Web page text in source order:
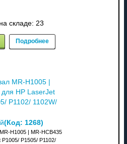
складе: 23
Подробнее
MR-H1005 |
для HP LaserJet
P1102/ 1102W/
(Код: 1268)
H1005 | MR-HCB435
P1505/ P1102/